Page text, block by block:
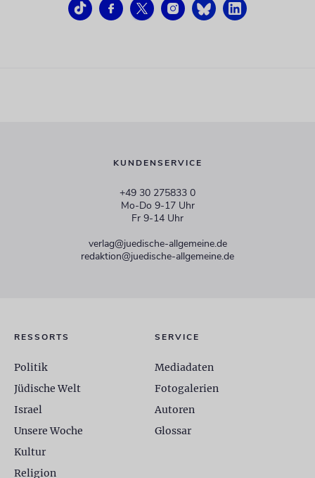
KUNDENSERVICE
+49 30 275833 0
Mo-Do 9-17 Uhr
Fr 9-14 Uhr
verlag@juedische-allgemeine.de
redaktion@juedische-allgemeine.de
RESSORTS
Politik
Jüdische Welt
Israel
Unsere Woche
Kultur
Religion
SERVICE
Mediadaten
Fotogalerien
Autoren
Glossar